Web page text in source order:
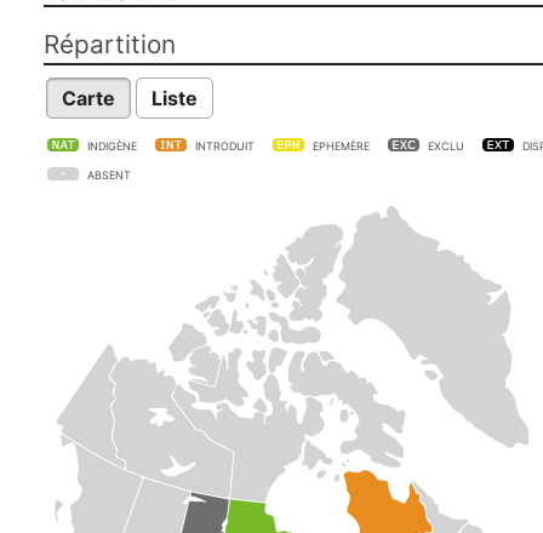
Répartition
Carte Liste
INDIGÈNE INTRODUIT EPHEMÈRE EXCLU
ABSENT